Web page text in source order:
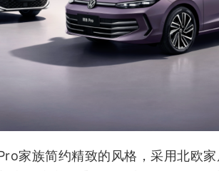
家族简约精致的风格，采用北欧